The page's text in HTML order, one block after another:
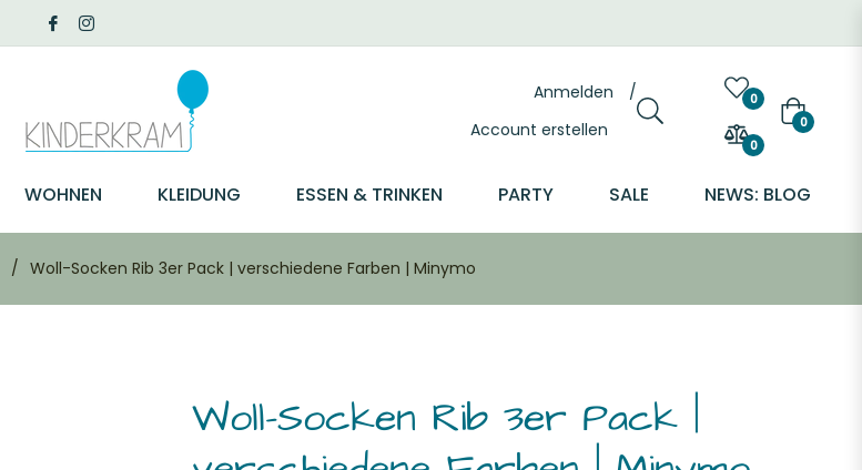
Anmelden
/
Account erstellen
0
0
Warenkorb
0
WOHNEN KLEIDUNG ESSEN & TRINKEN PARTY SALE NEWS: BLOG
/ Woll-Socken Rib 3er Pack | verschiedene Farben | Minymo
Woll-Socken Rib 3er Pack |